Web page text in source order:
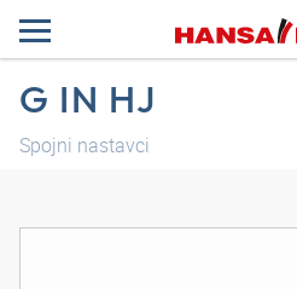
G IN HJ
Spojni nastavci